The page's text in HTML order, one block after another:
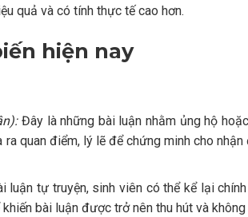
quả và có tính thực tế cao hơn.
hiện nay
Đây là những bài luận nhằm ủng hộ
quan điểm, lý lẽ để chứng minh cho
luận tự truyện, sinh viên có thể kể lại
bài luận được trở nên thu hút và không